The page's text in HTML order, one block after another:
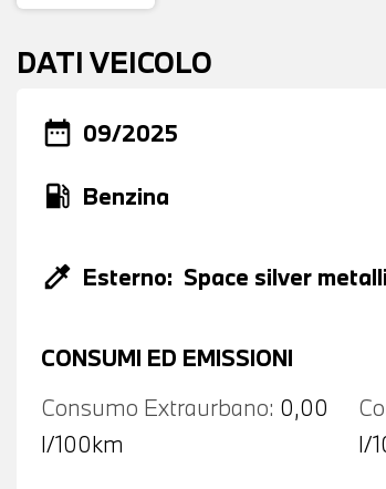
DATI VEICOLO
date_range 09/2025
local_gas_station Benzina
colorize Esterno: Space silver
CONSUMI ED EMISSIONI
Consumo Extraurbano: 0,00
l/100km
l/